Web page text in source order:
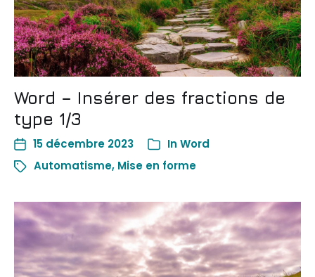
Word – Insérer des fractions de
type 1/3
15 décembre 2023 In Word
Automatisme, Mise en forme